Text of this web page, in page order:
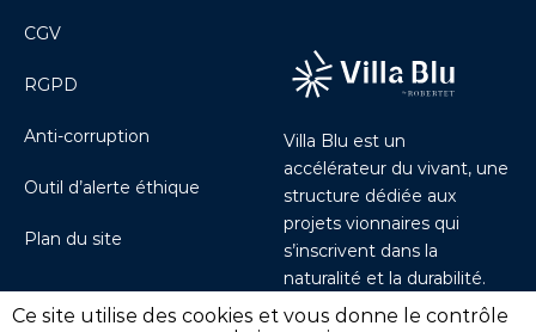
CGV
RGPD
Anti-corruption
Outil d’alerte éthique
Plan du site
Villa Blu est un
accélérateur du vivant, une
structure dédiée aux
projets vionnaires qui
s’inscrivent dans la
naturalité et la durabilité.
Découvrir Villablu.io
Ce site utilise des cookies et vous donne le contrôle